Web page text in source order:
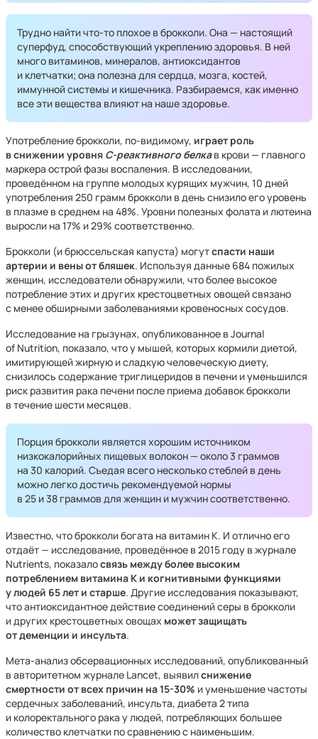
Трудно найти что-то плохое в брокколи. Она — настоящий
суперфуд, способствующий укреплению здоровья. В ней
много витаминов, минералов, антиоксидантов
и клетчатки; она полезна для сердца, мозга, костей,
иммунной системы и кишечника. Разбираемся, как именно
все эти вещества влияют на наше здоровье.
Употребление брокколи, по-видимому, играет роль
в снижении уровня С-реактивного белкав крови — главного
маркера острой фазы воспаления. В исследовании,
проведённом на группе молодых курящих мужчин, 10 дней
употребления 250 грамм брокколи в день снизило его уровень
в плазме в среднем на 48%. Уровни полезных фолата и лютеина
выросли на 17% и 29% соответственно.
Брокколи (и брюссельская капуста) могутспасти наши
артерии и вены от бляшек. Используя данные 684 пожилых
женщин, исследователи обнаружили, что более высокое
потребление этих и других крестоцветных овощей связано
с менее обширными заболеваниями кровеносных сосудов.
Исследование на грызунах, опубликованное в Journal
of Nutrition, показало, что у мышей, которых кормили диетой,
имитирующей жирную и сладкую человеческую диету,
снизилось содержание триглицеридов в печени и уменьшился
риск развития рака печени после приема добавок брокколи
в течение шести месяцев.
Порция брокколи является хорошим источником
низкокалорийных пищевых волокон — около 3 граммов
на 30 калорий. Съедая всего несколько стеблей в день
можно легко достичь рекомендуемой нормы
в 25 и 38 граммов для женщин и мужчин соответственно.
Известно, что брокколи богата на витамин К. И отлично его
отдаёт — исследование, проведённое в 2015 году в журнале
Nutrients, показалосвязь между более высоким
потреблением витамина К и когнитивными функциями
у людей 65 лет и старше. Другие исследования показывают,
что антиоксидантное действие соединений серы в брокколи
и других крестоцветных овощах может защищать
от деменции и инсульта.
Мета-анализ обсервационных исследований, опубликованный
в авторитетном журнале Lancet, выявилснижение
смертности от всех причин на 15-30% и уменьшение частоты
сердечных заболеваний, инсульта, диабета 2 типа
и колоректального рака у людей, потребляющих большее
количество клетчатки по сравнению с наименьшим.